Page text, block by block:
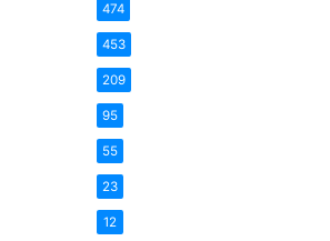
474
453
209
95
55
23
12